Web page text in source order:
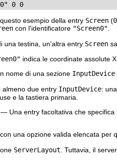
0 0
esempio della entry Screen (0
con l'identificatore "Screen0"
una testina, un'altra entry Screen
indica le coordinate assolute
nome di una sezione InputDevice
due entry InputDevice:
e la tastiera primaria.
— Una entry facoltativa che specifica
con una opzione valida elencata per
ServerLayout . Tuttavia, il